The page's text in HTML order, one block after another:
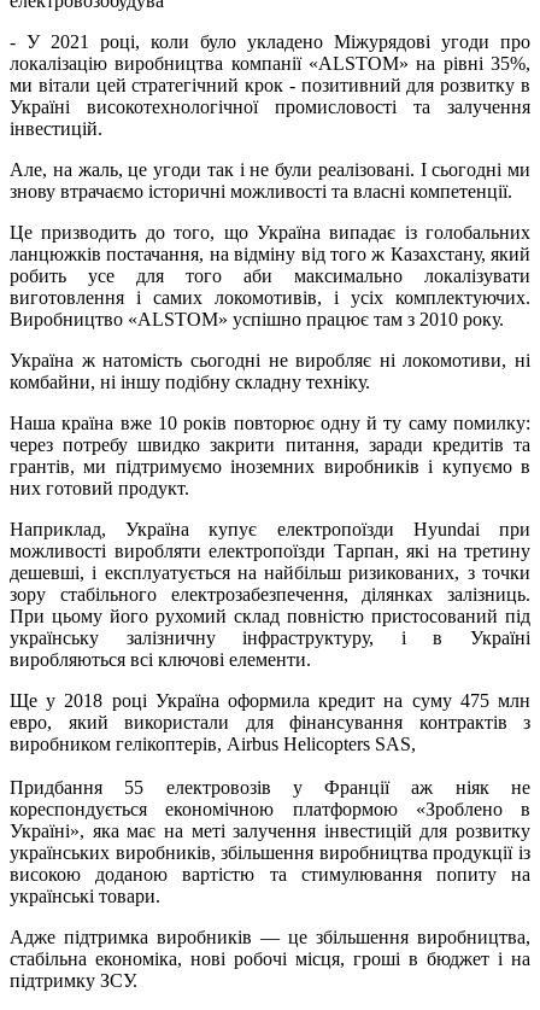
- У 2021 році, коли було укладено Міжурядові угоди про
локалізацію виробництва компанії «ALSTOM» на рівні 35%,
ми вітали цей стратегічний крок - позитивний для розвитку в
Україні високотехнологічної промисловості та залучення
інвестицій.
Але, на жаль, це угоди так і не були реалізовані. І сьогодні ми
знову втрачаємо історичні можливості та власні компетенції.
Це призводить до того, що Україна випадає із голобальних
ланцюжків постачання, на відміну від того ж Казахстану, який
робить усе для того аби максимально локалізувати
виготовлення і самих локомотивів, і усіх комплектуючих.
Виробництво «ALSTOM» успішно працює там з 2010 року.
Україна ж натомість сьогодні не виробляє ні локомотиви, ні
комбайни, ні іншу подібну складну техніку.
Наша країна вже 10 років повторює одну й ту саму помилку:
через потребу швидко закрити питання, заради кредитів та
грантів, ми підтримуємо іноземних виробників і купуємо в
них готовий продукт.
Наприклад, Україна купує електропоїзди Hyundai при
можливості виробляти електропоїзди Тарпан, які на третину
дешевші, і експлуатується на найбільш ризикованих, з точки
зору стабільного електрозабезпечення, ділянках залізниць.
При цьому його рухомий склад повністю пристосований під
українську залізничну інфраструктуру, і в Україні
виробляються всі ключові елементи.
Ще у 2018 році Україна оформила кредит на суму 475 млн
евро, який використали для фінансування контрактів з
виробником гелікоптерів, Airbus Helicopters SAS,
Придбання 55 електровозів у Франції аж ніяк не
кореспондується економічною платформою «Зроблено в
Україні», яка має на меті залучення інвестицій для розвитку
українських виробників, збільшення виробництва продукції із
високою доданою вартістю та стимулювання попиту на
українські товари.
Адже підтримка виробників — це збільшення виробництва,
стабільна економіка, нові робочі місця, гроші в бюджет і на
підтримку ЗСУ.